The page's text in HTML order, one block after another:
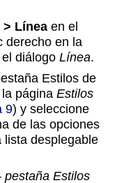
> Línea en el
derecho en la
diálogo Línea.
Estilos de
página Estilos
9) y seleccione
de las opciones
lista desplegable
Estilos